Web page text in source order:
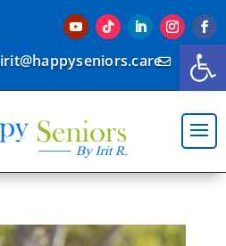
פתח סרגל נגישות

irit@happyseniors.care